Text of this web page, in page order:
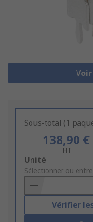
Sous-total (1
138,90 €
HT
Add
to
Basket
Unité
Sélectionner ou
Vérifier